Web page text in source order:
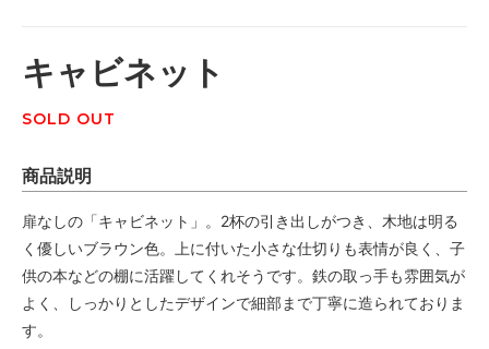
キャビネット
SOLD OUT
商品説明
扉なしの「キャビネット」。2杯の引き出しがつき、木地は明る
く優しいブラウン色。上に付いた小さな仕切りも表情が良く、子
供の本などの棚に活躍してくれそうです。鉄の取っ手も雰囲気が
よく、しっかりとしたデザインで細部まで丁寧に造られておりま
す。